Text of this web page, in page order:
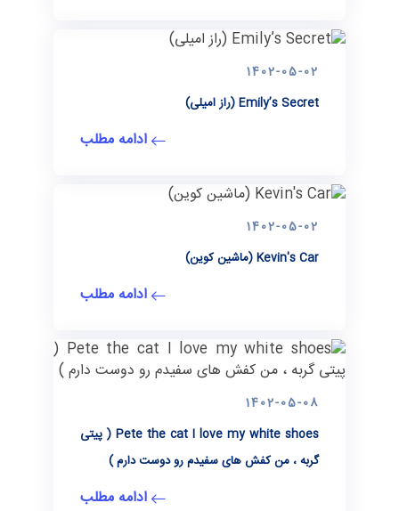
1402-05-02
Emily’s Secret (راز امیلی)
ادامه مطلب
1402-05-02
Kevin's Car (ماشین کوین)
ادامه مطلب
1402-05-08
Pete the cat I love my white shoes ( پیتی
گربه ، من کفش های سفیدم رو دوست دارم )
ادامه مطلب